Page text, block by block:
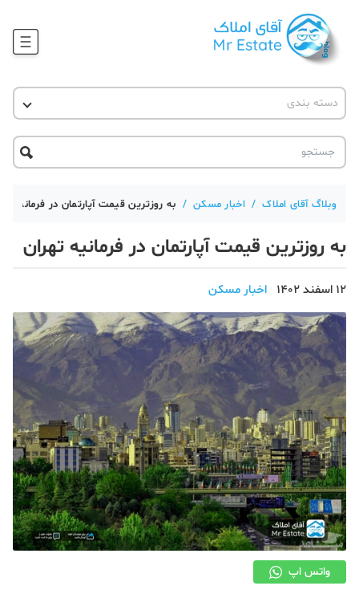
آموزش املاک
حقوقی
آکادمی
دسته بندی
آقای مشاور املاک
آکادمی آقای املاک
آموزش املاک
آموزش پلتفرم آقای املاک
دانستنی
دکوراسیون
صنعت ساختمان
محله گردی
معماری
ملکی
همایش و نمایشگاه
وبلاگ آقای املاک / اخبار مسکن / به روزترین قیمت آپارتمان در فرمانیه
به روزترین قیمت آپارتمان در فرمانیه تهران
12 اسفند 1402 اخبار مسکن
واتس اپ